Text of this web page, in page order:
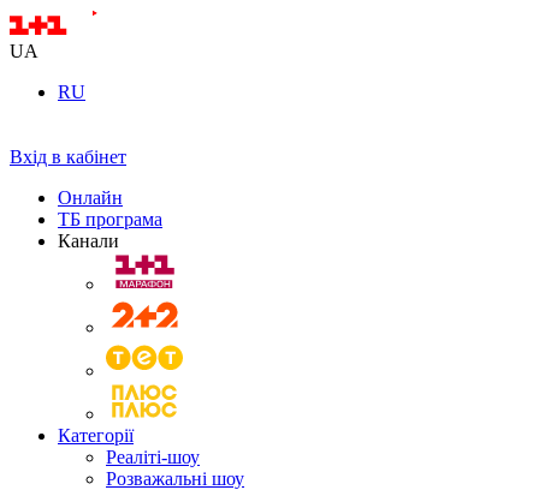
UA
RU
Вхід в кабінет
Онлайн
ТБ програма
Канали
Категорії
Реаліті-шоу
Розважальні шоу